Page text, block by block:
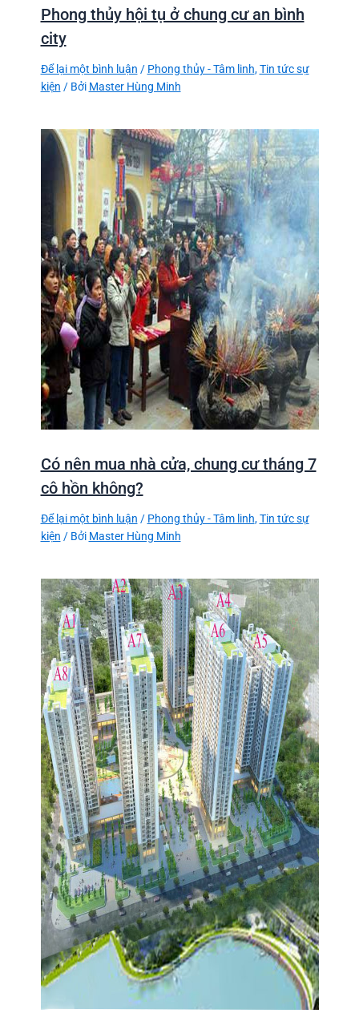
Phong thủy hội tụ ở chung cư an bình
city
Để lại một bình luận / Phong thủy - Tâm linh,Tin tức sự
kiện / Bởi Master Hùng Minh
Có nên mua nhà cửa, chung cư tháng 7
cô hồn không?
Để lại một bình luận / Phong thủy - Tâm linh,Tin tức sự
kiện / Bởi Master Hùng Minh